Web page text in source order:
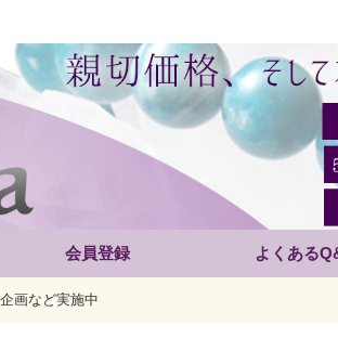
会員登録 よくある
画など実施中